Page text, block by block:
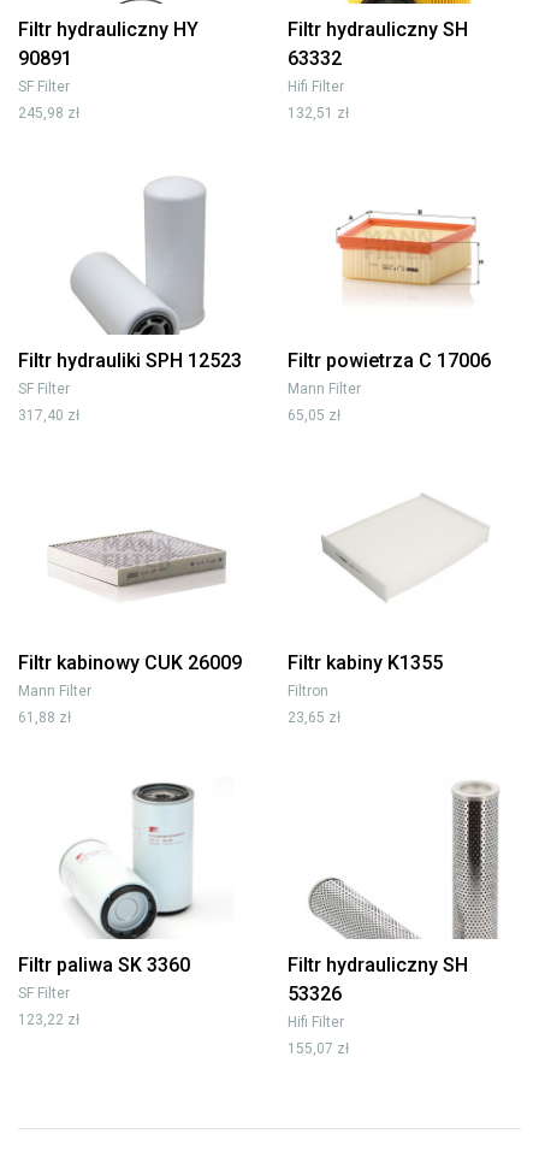
Filtr hydrauliczny HY
90891
SF Filter
245,98 zł
Filtr hydrauliczny SH
63332
Hifi Filter
132,51 zł
Filtr hydrauliki SPH 12523
SF Filter
317,40 zł
Filtr powietrza C 17006
Mann Filter
65,05 zł
Filtr kabinowy CUK 26009
Mann Filter
61,88 zł
Filtr kabiny K1355
Filtron
23,65 zł
Filtr paliwa SK 3360
SF Filter
123,22 zł
Filtr hydrauliczny SH
53326
Hifi Filter
155,07 zł